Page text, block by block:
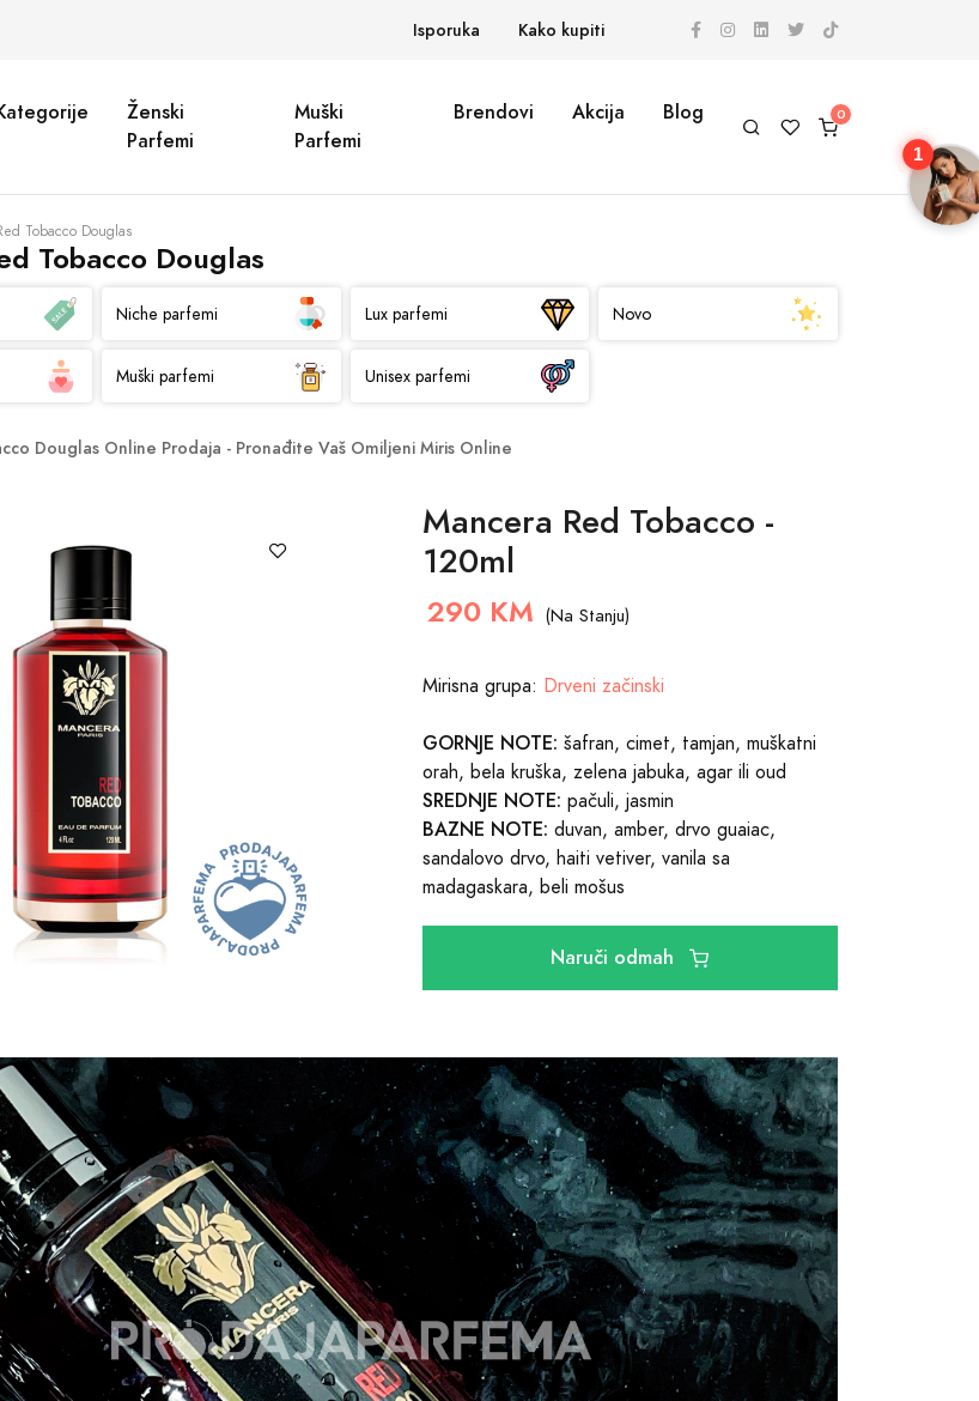
Isporuka Kako kupiti
Ženski
Parfemi
Muški
Parfemi
Brendovi Akcija Blog
Tobacco Douglas
Tobacco Douglas
Niche parfemi Lux parfemi Novo
Muški parfemi Unisex parfemi
Douglas Online Prodaja - Pronađite Vaš Omiljeni Miris Online
Mancera Red Tobacco -
120ml
290 KM (Na Stanju)
Mirisna grupa: Drveni začinski
GORNJE NOTE: šafran, cimet, tamjan, muškatni
orah, bela kruška, zelena jabuka, agar ili oud
SREDNJE NOTE: pačuli, jasmin
BAZNE NOTE: duvan, amber, drvo guaiac,
sandalovo drvo, haiti vetiver, vanila sa
madagaskara, beli mošus
Naruči odmah
1